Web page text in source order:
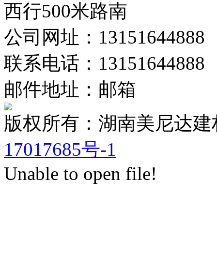
西行500米路南
公司网址：13151644888
联系电话：13151644888
邮件地址：邮箱
版权所有：湖南美尼
17017685号-1
Unable to open file!